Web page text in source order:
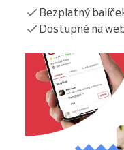
Bezplatný
Dostupné na